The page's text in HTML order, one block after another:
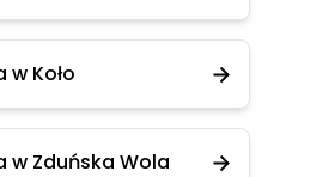
w Koło
w Zduńska Wola